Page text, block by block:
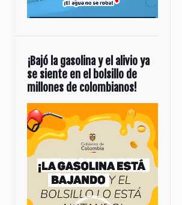
¡Bajó la gasolina y el alivio ya
se siente en el bolsillo de
millones de colombianos!
Reproductor
de
vídeo